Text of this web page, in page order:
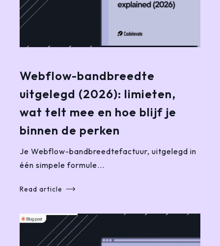
Webflow-bandbreedte
uitgelegd (2026): limieten,
wat telt mee en hoe blijf je
binnen de perken
Je Webflow-bandbreedtefactuur, uitgelegd in
één simpele formule...
Read article